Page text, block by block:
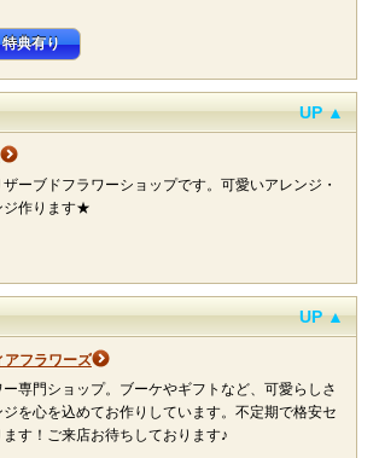
特典有り
UP ▲
ーブドフラワーショップです。可愛いアレンジ・
ジ作ります★
UP ▲
フラワーズ
専門ショップ。ブーケやギフトなど、可愛らしさ
を心を込めてお作りしています。不定期で格安セ
す！ご来店お待ちしております♪